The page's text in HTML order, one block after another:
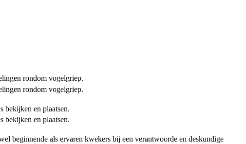
rondom vogelgriep.
rondom vogelgriep.
bekijken en plaatsen.
bekijken en plaatsen.
beginnende als ervaren kwekers bij een verantwoorde en deskundige